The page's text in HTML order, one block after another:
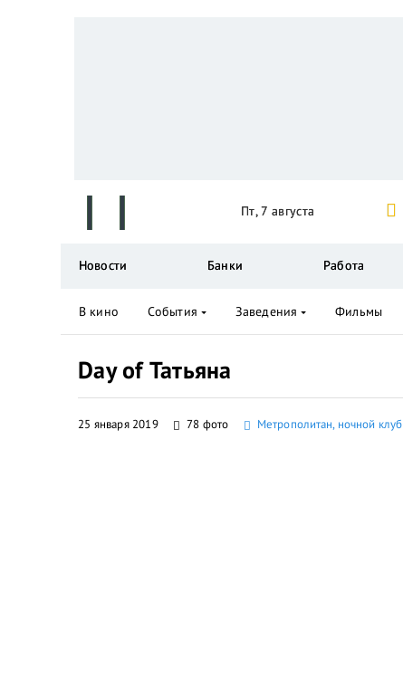
Day of Татьяна
25 января 2019 78 фото Метрополитан, ночной клуб
Пт, 7 августа
Новости Банки Работа
В кино События Заведения Фильмы